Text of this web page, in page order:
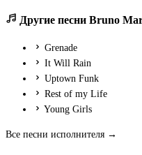
Другие песни Bruno
Grenade
It Will Rain
Uptown Funk
Rest of my Life
Young Girls
Все песни исполнителя →